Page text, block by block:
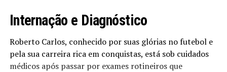
Internação e Diagnóstico
Roberto Carlos, conhecido por suas glórias no futebol e
pela sua carreira rica em conquistas, está sob cuidados
médicos após passar por exames rotineiros que